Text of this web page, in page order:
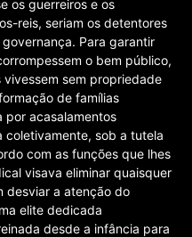
os guerreiros e os
reis, seriam os detentores
Para garantir
o bem público,
vivessem sem propriedade
de famílias
por acasalamentos
coletivamente, sob a tutela
com as funções que lhes
visava eliminar quaisquer
desviar a atenção do
elite dedicada
desde a infância para